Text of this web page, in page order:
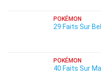
POKÉMON
29 Faits Sur
POKÉMON
40 Faits Sur